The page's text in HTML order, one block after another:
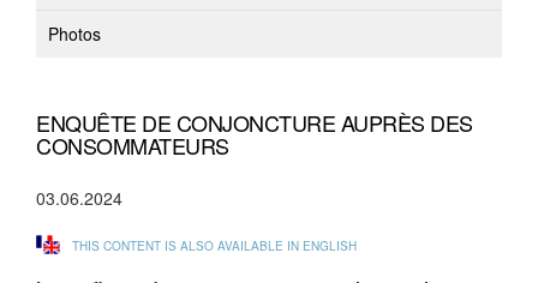
Photos
ENQUÊTE DE CONJONCTURE AUPRÈS DES
CONSOMMATEURS
03.06.2024
THIS CONTENT IS ALSO AVAILABLE IN ENGLISH